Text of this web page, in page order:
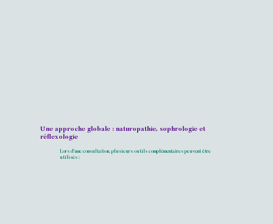
Une approche globale : naturopathie, sophrologie et
réflexologie
Lors d’une consultation, plusieurs outils complémentaires peuvent être
utilisés :